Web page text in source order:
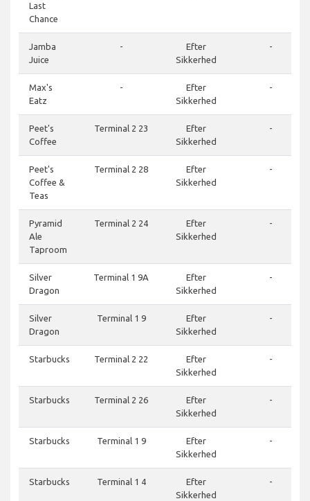
Last
Chance
Jamba
Juice
-
Efter
Sikkerhed
-
Max's
Eatz
-
Efter
Sikkerhed
-
Peet's
Coffee
Terminal 2 23
Efter
Sikkerhed
-
Peet's
Coffee &
Teas
Terminal 2 28
Efter
Sikkerhed
-
Pyramid
Ale
Taproom
Terminal 2 24
Efter
Sikkerhed
-
Silver
Dragon
Terminal 1 9A
Efter
Sikkerhed
-
Silver
Dragon
Terminal 1 9
Efter
Sikkerhed
-
Starbucks Terminal 2 22
Efter
Sikkerhed
-
Starbucks Terminal 2 26
Efter
Sikkerhed
-
Starbucks Terminal 1 9
Efter
Sikkerhed
-
Starbucks Terminal 1 4
Efter
Sikkerhed
-